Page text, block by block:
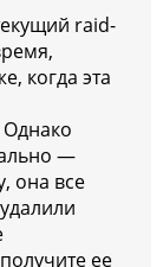
raid-
когда эта
Однако
—
она все
ее